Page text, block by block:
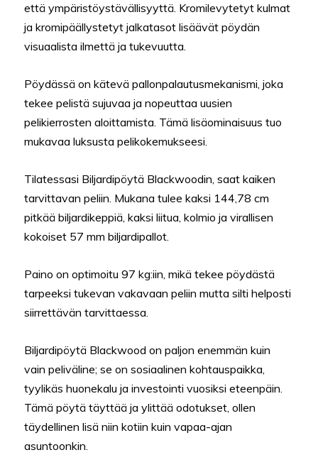
että ympäristöystävällisyyttä. Kromilevytetyt kulmat
ja kromipäällystetyt jalkatasot lisäävät pöydän
visuaalista ilmettä ja tukevuutta.
Pöydässä on kätevä pallonpalautusmekanismi, joka
tekee pelistä sujuvaa ja nopeuttaa uusien
pelikierrosten aloittamista. Tämä lisäominaisuus tuo
mukavaa luksusta pelikokemukseesi.
Tilatessasi Biljardipöytä Blackwoodin, saat kaiken
tarvittavan peliin. Mukana tulee kaksi 144,78 cm
pitkää biljardikeppiä, kaksi liitua, kolmio ja virallisen
kokoiset 57 mm biljardipallot.
Paino on optimoitu 97 kg:iin, mikä tekee pöydästä
tarpeeksi tukevan vakavaan peliin mutta silti helposti
siirrettävän tarvittaessa.
Biljardipöytä Blackwood on paljon enemmän kuin
vain peliväline; se on sosiaalinen kohtauspaikka,
tyylikäs huonekalu ja investointi vuosiksi eteenpäin.
Tämä pöytä täyttää ja ylittää odotukset, ollen
täydellinen lisä niin kotiin kuin vapaa-ajan
asuntoonkin.